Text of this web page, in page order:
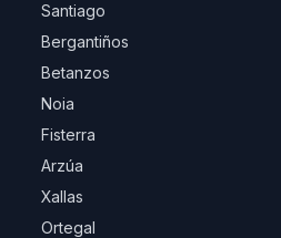
Santiago
Bergantiños
Betanzos
Noia
Fisterra
Arzúa
Xallas
Ortegal